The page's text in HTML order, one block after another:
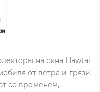
на окна Hawtai
от ветра и грязи.
со временем,